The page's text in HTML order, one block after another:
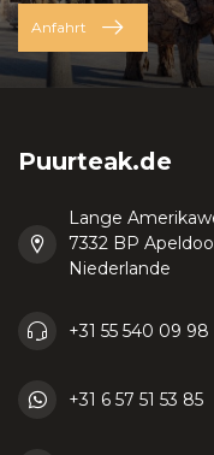
Anfahrt
Puurteak.de
Lange
7332 BP
Niederlande
+31 55 540 09 98
+31 6 57 51 53 85